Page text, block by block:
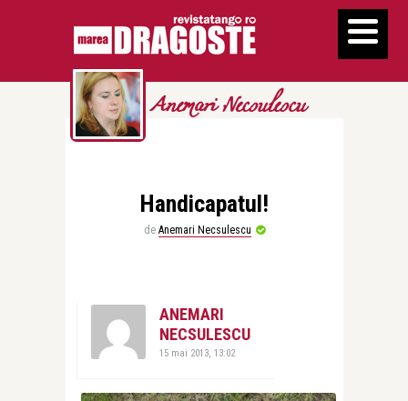
Anemari Necsulescu
Handicapatul!
de Anemari Necsulescu
ANEMARI
NECSULESCU
15 mai 2013, 13:02